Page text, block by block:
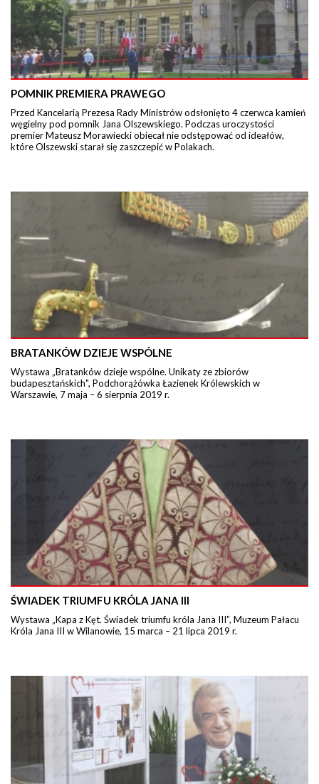
POMNIK PREMIERA PRAWEGO
Przed Kancelarią Prezesa Rady Ministrów odsłonięto 4 czerwca kamień
węgielny pod pomnik Jana Olszewskiego. Podczas uroczystości
premier Mateusz Morawiecki obiecał nie odstępować od ideałów,
które Olszewski starał się zaszczepić w Polakach.
BRATANKÓW DZIEJE WSPÓLNE
Wystawa „Bratanków dzieje wspólne. Unikaty ze zbiorów
budapesztańskich", Podchorążówka Łazienek Królewskich w
Warszawie, 7 maja – 6 sierpnia 2019 r.
ŚWIADEK TRIUMFU KRÓLA JANA III
Wystawa „Kapa z Kęt. Świadek triumfu króla Jana III”, Muzeum Pałacu
Króla Jana III w Wilanowie, 15 marca – 21 lipca 2019 r.